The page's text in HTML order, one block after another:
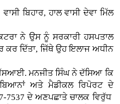
ਬਿਹਾਰ, ਹਾਲ ਵਾਸੀ ਦੇਵਾ ਮਿੱਲ
ਨੇ ਉਸ ਨੂੰ ਸਰਕਾਰੀ ਹਸਪਤਾਲ
ਕਰ ਦਿੱਤਾ, ਜਿੱਥੇ ਉਹ ਇਲਾਜ ਅਧੀਨ
ਮਨਜੀਤ ਸਿੰਘ ਨੇ ਦੱਸਿਆ ਕਿ
ਅਤੇ ਮੈਡੀਕਲ ਰਿਪੋਰਟ ਦੇ
7537 ਦੇ ਅਣਪਛਾਤੇ ਚਾਲਕ ਵਿਰੁੱਧ